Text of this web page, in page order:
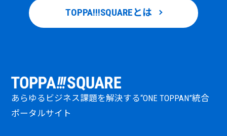
TOPPA!!!SQUAREとは
あらゆるビジネス課題を解決する“ONE TOPPAN”統合
ポータルサイト